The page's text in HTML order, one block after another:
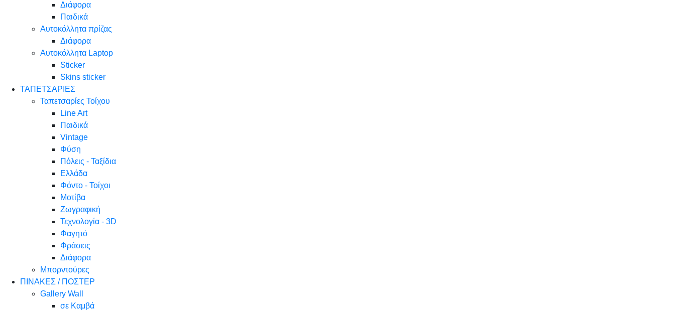
Διάφορα
Παιδικά
Αυτοκόλλητα πρίζας
Διάφορα
Αυτοκόλλητα Laptop
Sticker
Skins sticker
ΤΑΠΕΤΣΑΡΙΕΣ
Ταπετσαρίες Τοίχου
Line Art
Παιδικά
Vintage
Φύση
Πόλεις - Ταξίδια
Ελλάδα
Φόντο - Τοίχοι
Μοτίβα
Ζωγραφική
Τεχνολογία - 3D
Φαγητό
Φράσεις
Διάφορα
Μπορντούρες
ΠΙΝΑΚΕΣ / ΠΟΣΤΕΡ
Gallery Wall
σε Καμβά